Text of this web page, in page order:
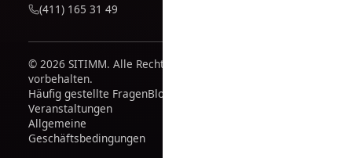
(411) 165 31 49
© 2026 SITIMM. Alle Rechte
vorbehalten.
Häufig gestellte FragenBlog
Veranstaltungen
Allgemeine
Geschäftsbedingungen